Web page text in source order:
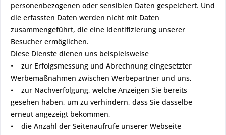
personenbezogenen oder sensiblen Daten gespeichert. Und
die erfassten Daten werden nicht mit Daten
zusammengeführt, die eine Identifizierung unserer
Besucher ermöglichen.
Diese Dienste dienen uns beispielsweise
• zur Erfolgsmessung und Abrechnung eingesetzter
Werbemaßnahmen zwischen Werbepartner und uns,
• zur Nachverfolgung, welche Anzeigen Sie bereits
gesehen haben, um zu verhindern, dass Sie dasselbe
erneut angezeigt bekommen,
• die Anzahl der Seitenaufrufe unserer Webseite